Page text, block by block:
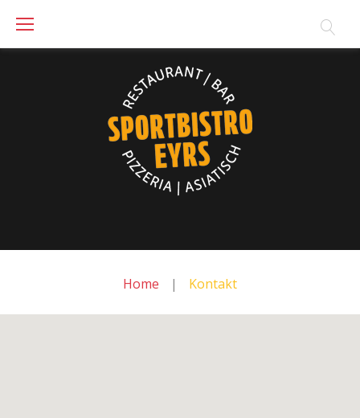
Skip
to
Home | Kontakt